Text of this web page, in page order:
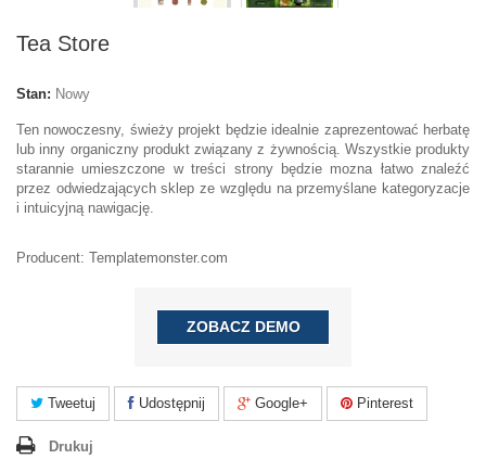
Tea Store
Stan: Nowy
Ten nowoczesny, świeży projekt będzieidealnie zaprezentować herbatę
lub inny organicznyprodukt związany z żywnością. Wszystkie produkty
starannie umieszczone w treści strony będziemozna łatwo znaleźć
przez odwiedzających sklep ze względu naprzemyślane kategoryzacje
i intuicyjną nawigację
Producent: Templatemonster.com
ZOBACZ DEMO
Tweetuj Udostępnij Google+ Pinterest
Drukuj